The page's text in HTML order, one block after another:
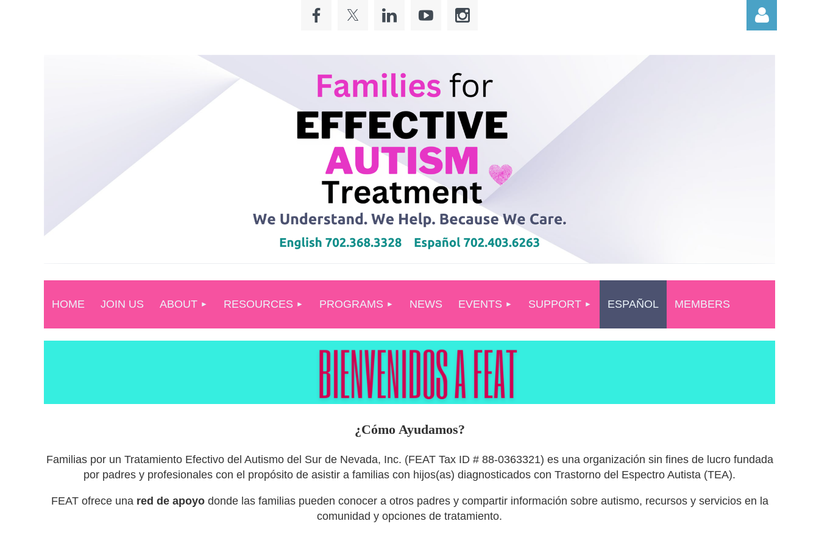
HOME JOIN US ABOUT RESOURCES PROGRAMS NEWS EVENTS SUPPORT ESPAÑOL MEMBERS
¿Cómo Ayudamos?
Familias por un Tratamiento Efectivo del Autismo del Sur de Nevada, Inc. (FEAT Tax ID # 88-0363321) es una organización sin fines de lucro fundada
por padres y profesionales con el propósito de asistir a familias con hijos(as) diagnosticados con Trastorno del Espectro Autista (TEA).
FEAT ofrece una red de apoyodonde las familias pueden conocer a otros padres y compartir información sobre autismo, recursos y servicios en la
comunidad y opciones de tratamiento.